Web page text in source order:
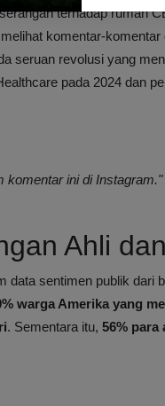
terhadap rumah
komentar-
seruan revolusi yang
pada 2024 dan
komentar ini di Instagram."
Ahli
data sentimen publik dari
warga Amerika yang
. Sementara itu, 56% para